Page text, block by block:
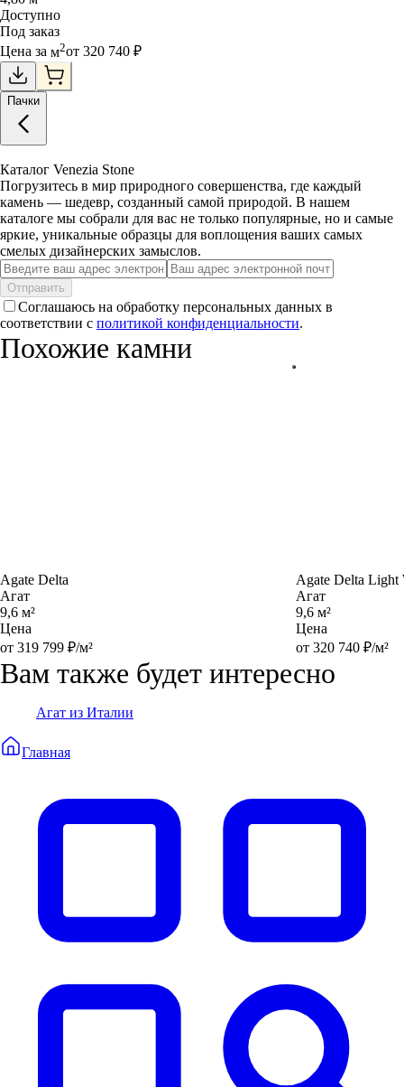
Доступно
Под заказ
Цена за м2от 320 740 ₽
Пачки
Каталог Venezia Stone
Погрузитесь в мир природного совершенства, где каждый
камень — шедевр, созданный самой природой. В нашем
каталоге мы собрали для вас не только популярные, но и самые
яркие, уникальные образцы для воплощения ваших самых
смелых дизайнерских замыслов.
Отправить
Соглашаюсь на обработку персональных данных в
соответствии с политикой конфиденциальности.
Похожие камни
Agate Delta
Агат
9,6 м²
Цена
от 319 799 ₽/м²
Agate Delta
Агат
9,6 м²
Цена
от 320 740 ₽/м²
Вам также будет интересно
Агат из Италии
Главная